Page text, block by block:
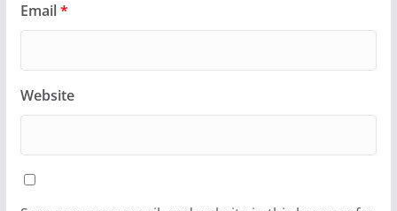
Email*
Website